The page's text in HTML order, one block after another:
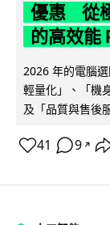
優惠 從
的高效能
2026 年的電腦
輕量化」、「機
及「品質與售後
41 9 ↗